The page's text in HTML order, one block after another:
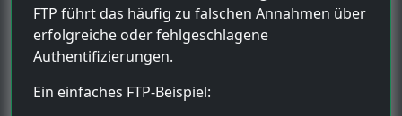
FTP führt das häufig zu falschen Annahmen über
erfolgreiche oder fehlgeschlagene
Authentifizierungen.
Ein einfaches FTP-Beispiel: